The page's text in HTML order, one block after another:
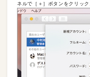
ネルで［＋］ボタンをクリック